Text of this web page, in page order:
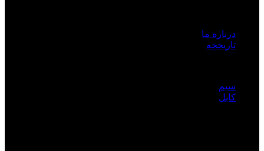
درباره ما
تاریخچه
سیم
کابل